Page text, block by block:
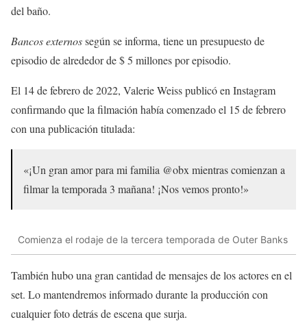
del baño.
Bancos externossegún se informa, tiene un presupuesto de
episodio de alrededor de $ 5 millones por episodio.
El 14 de febrero de 2022, Valerie Weiss publicó en Instagram
confirmando que la filmación había comenzado el 15 de febrero
con una publicación titulada:
«¡Un gran amor para mi familia @obx mientras comienzan a
filmar la temporada 3 mañana! ¡Nos vemos pronto!»
Comienza el rodaje de la tercera temporada de Outer Banks
También hubo una gran cantidad de mensajes de los actores en el
set. Lo mantendremos informado durante la producción con
cualquier foto detrás de escena que surja.